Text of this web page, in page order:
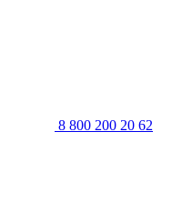
8 800 200 20 62